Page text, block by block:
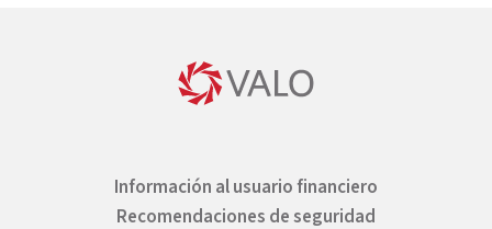
Información al usuario financiero
Recomendaciones de seguridad